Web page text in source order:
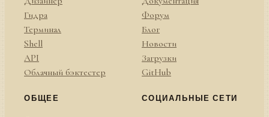
Гидра
Терминал
Shell
API
Облачный бэктестер
Форум
Блог
Новости
Загрузки
GitHub
ОБЩЕЕ СОЦИАЛЬНЫЕ СЕТИ